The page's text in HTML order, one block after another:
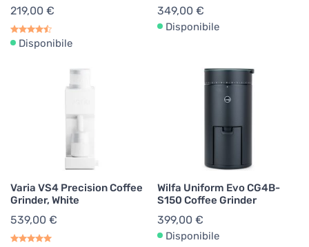
219,00 €
Disponibile
349,00 €
Disponibile
Varia VS4 Precision Coffee
Grinder, White
539,00 €
Wilfa Uniform Evo CG4B-
S150 Coffee Grinder
399,00 €
Disponibile